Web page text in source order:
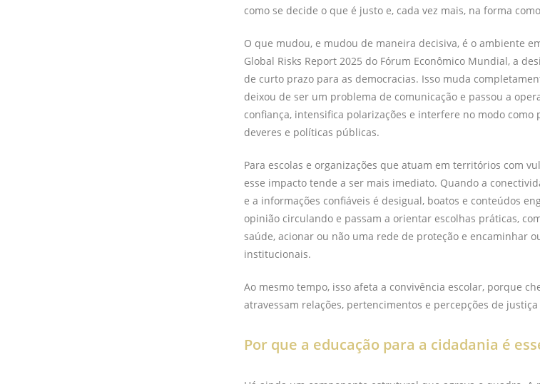
como se decide o que é justo e, cada vez mais, na forma
O que mudou, e mudou de maneira decisiva, é o ambiente
Global Risks Report 2025 do Fórum Econômico Mundial, a
de curto prazo para as democracias. Isso muda
deixou de ser um problema de comunicação e passou a
confiança, intensifica polarizações e interfere no modo
deveres e políticas públicas.
Para escolas e organizações que atuam em territórios com
esse impacto tende a ser mais imediato. Quando a
e a informações confiáveis é desigual, boatos e conteúdos
opinião circulando e passam a orientar escolhas práticas,
saúde, acionar ou não uma rede de proteção e encaminhar
institucionais.
Ao mesmo tempo, isso afeta a convivência escolar, porque
atravessam relações, pertencimentos e percepções de
Por que a educação para a cidadania é